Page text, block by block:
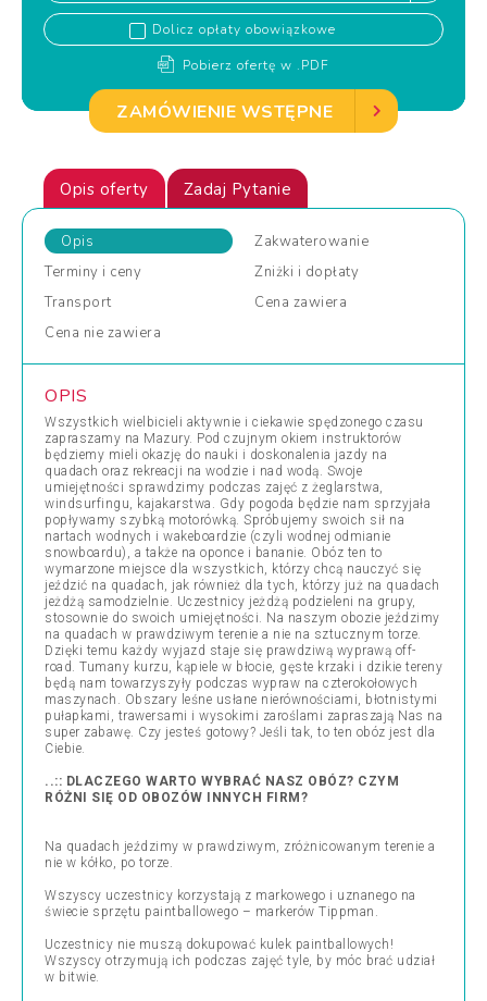
Dolicz opłaty obowiązkowe
Pobierz ofertę w .PDF
ZAMÓWIENIE WSTĘPNE
Opis oferty Zadaj Pytanie
Opis
Zakwaterowanie
Terminy i ceny Zniżki i dopłaty
Transport
Cena zawiera
Cena nie zawiera
OPIS
Wszystkich wielbicieli aktywnie i ciekawie spędzonego czasu
zapraszamy na Mazury. Pod czujnym okiem instruktorów
będziemy mieli okazję do nauki i doskonalenia jazdy na
quadach oraz rekreacji na wodzie i nad wodą. Swoje
umiejętności sprawdzimy podczas zajęć z żeglarstwa,
windsurfingu, kajakarstwa. Gdy pogoda będzie nam sprzyjała
popływamy szybką motorówką. Spróbujemy swoich sił na
nartach wodnych i wakeboardzie (czyli wodnej odmianie
snowboardu), a także na oponce i bananie. Obóz ten to
wymarzone miejsce dla wszystkich, którzy chcą nauczyć się
jeździć na quadach, jak również dla tych, którzy już na quadach
jeżdżą samodzielnie. Uczestnicy jeżdżą podzieleni na grupy,
stosownie do swoich umiejętności. Na naszym obozie jeździmy
na quadach w prawdziwym terenie a nie na sztucznym torze.
Dzięki temu każdy wyjazd staje się prawdziwą wyprawą off-
road. Tumany kurzu, kąpiele w błocie, gęste krzaki i dzikie tereny
będą nam towarzyszyły podczas wypraw na czterokołowych
maszynach. Obszary leśne usłane nierównościami, błotnistymi
pułapkami, trawersami i wysokimi zaroślami zapraszają Nas na
super zabawę. Czy jesteś gotowy? Jeśli tak, to ten obóz jest dla
Ciebie.
..:: DLACZEGO WARTO WYBRAĆ NASZ OBÓZ? CZYM
RÓŻNI SIĘ OD OBOZÓW INNYCH FIRM?
Na quadach jeździmy w prawdziwym, zróżnicowanym terenie a
nie w kółko, po torze.
Wszyscy uczestnicy korzystają z markowego i uznanego na
świecie sprzętu paintballowego – markerów Tippman.
Uczestnicy nie muszą dokupować kulek paintballowych!
Wszyscy otrzymują ich podczas zajęć tyle, by móc brać udział
w bitwie.